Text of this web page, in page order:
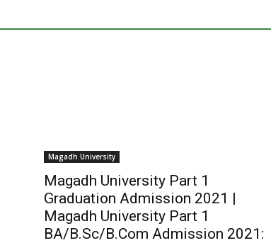
Magadh University
Magadh University Part 1
Graduation Admission 2021 |
Magadh University Part 1
BA/B.Sc/B.Com Admission 2021: